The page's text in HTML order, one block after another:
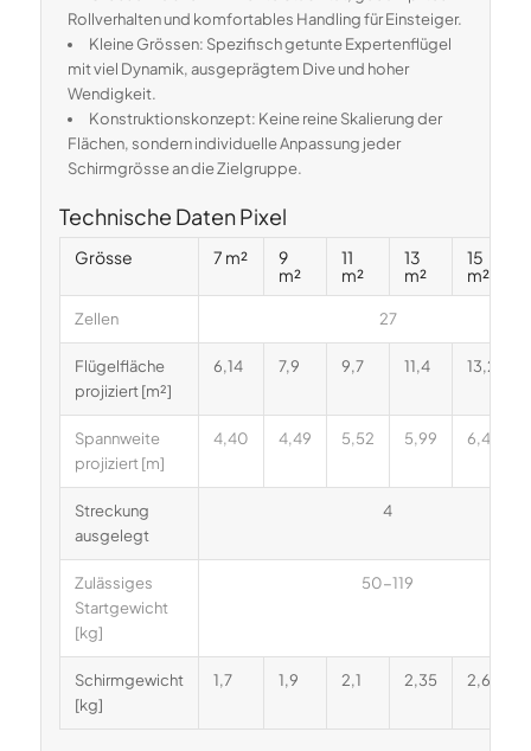
Rollverhalten und komfortables Handling für Einsteiger.
Kleine Grössen: Spezifisch getunte Expertenflügel
mit viel Dynamik, ausgeprägtem Dive und hoher
Wendigkeit.
Konstruktionskonzept: Keine reine Skalierung der
Flächen, sondern individuelle Anpassung jeder
Schirmgrösse an die Zielgruppe.
Technische Daten Pixel
Grösse 7 m²
9
m²
11
m²
13
m²
15
m²
Zellen 27
Flügelfläche
projiziert [m²]
6,14 7,9 9,7 11,4 13,2
Spannweite
projiziert [m]
4,40 4,49 5,52 5,99 6,45
Streckung
ausgelegt
4
Zulässiges
Startgewicht
[kg]
50-119
Schirmgewicht
[kg]
1,7 1,9 2,1 2,35 2,6